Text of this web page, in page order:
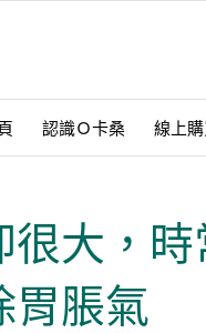
認識Ｏ卡桑 線上
很大，
胃脹氣